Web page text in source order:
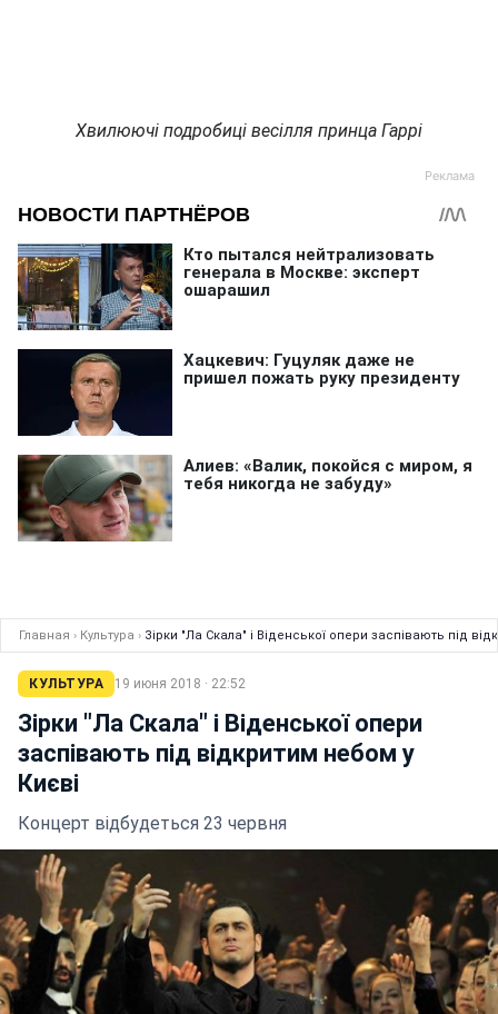
Хвилюючі подробиці весілля принца Гаррі
Главная › Культура › Зірки "Ла Скала" і Віденської опери заспівають під
КУЛЬТУРА 19 июня 2018 · 22:52
Зірки "Ла Скала" і Віденської опери
заспівають під відкритим небом у
Києві
Концерт відбудеться 23 червня